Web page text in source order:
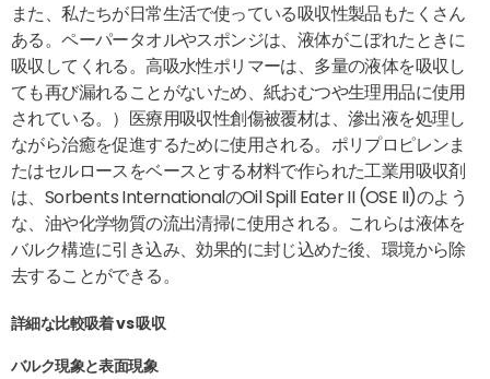
また、私たちが日常生活で使っている吸収性製品もたくさん
ある。ペーパータオルやスポンジは、液体がこぼれたときに
吸収してくれる。高吸水性ポリマーは、多量の液体を吸収し
ても再び漏れることがないため、紙おむつや生理用品に使用
されている。）医療用吸収性創傷被覆材は、滲出液を処理し
ながら治癒を促進するために使用される。ポリプロピレンま
たはセルロースをベースとする材料で作られた工業用吸収剤
は、Sorbents InternationalのOil Spill Eater II (OSE II)のよう
な、油や化学物質の流出清掃に使用される。これらは液体を
バルク構造に引き込み、効果的に封じ込めた後、環境から除
去することができる。
詳細な比較吸着 vs 吸収
バルク現象と表面現象